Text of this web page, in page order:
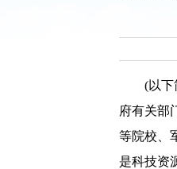
(以
府有关部
等院校、
是科技资